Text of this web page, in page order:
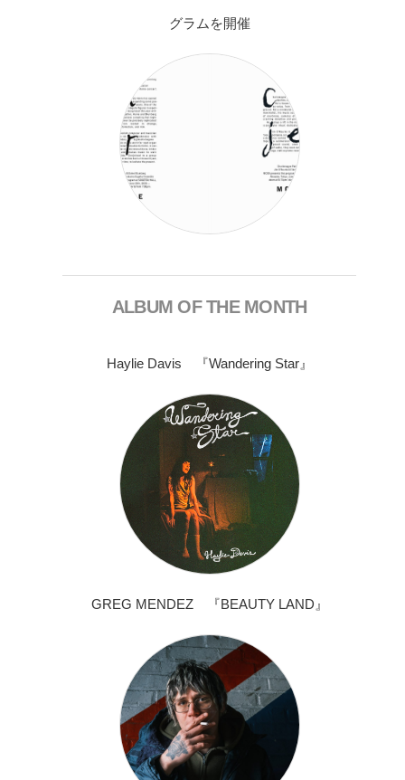
グラムを開催
ALBUM OF THE MONTH
Haylie Davis 『Wandering Star』
GREG MENDEZ 『BEAUTY LAND』